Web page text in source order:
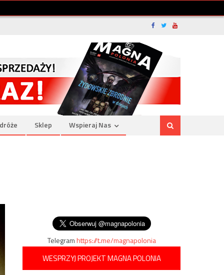
Sklep Wspieraj Nas
Telegramhttps://t.me/magnapolonia
WESPRZYJ PROJEKT MAGNA POLONIA